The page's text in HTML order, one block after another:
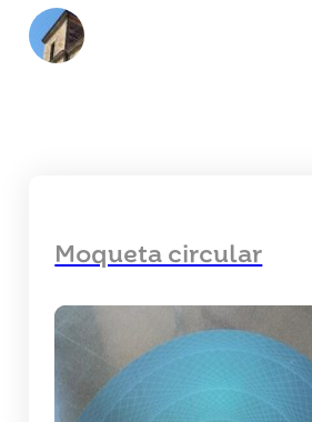
Moqueta circular